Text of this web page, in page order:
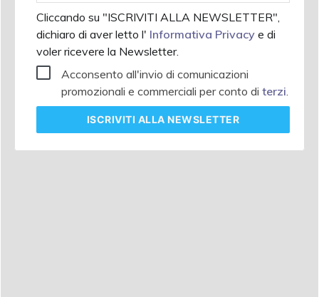
Cliccando su "ISCRIVITI ALLA NEWSLETTER",
dichiaro di aver letto l' Informativa Privacy e di
voler ricevere la Newsletter.
Acconsento all'invio di comunicazioni
promozionali e commerciali per conto di terzi
ISCRIVITI ALLA NEWSLETTER